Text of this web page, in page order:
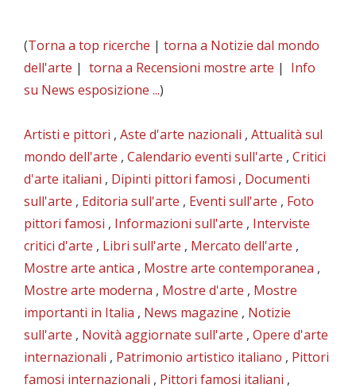
(Torna a top ricerche | torna a Notizie dal mondo
dell'arte | torna a Recensioni mostre arte | Info
su News esposizione ...)
Artisti e pittori , Aste d'arte nazionali , Attualità sul
mondo dell'arte , Calendario eventi sull'arte , Critici
d'arte italiani , Dipinti pittori famosi , Documenti
sull'arte , Editoria sull'arte , Eventi sull'arte , Foto
pittori famosi , Informazioni sull'arte , Interviste
critici d'arte , Libri sull'arte , Mercato dell'arte ,
Mostre arte antica , Mostre arte contemporanea ,
Mostre arte moderna , Mostre d'arte , Mostre
importanti in Italia , News magazine , Notizie
sull'arte , Novità aggiornate sull'arte , Opere d'arte
internazionali , Patrimonio artistico italiano , Pittori
famosi internazionali , Pittori famosi italiani ,